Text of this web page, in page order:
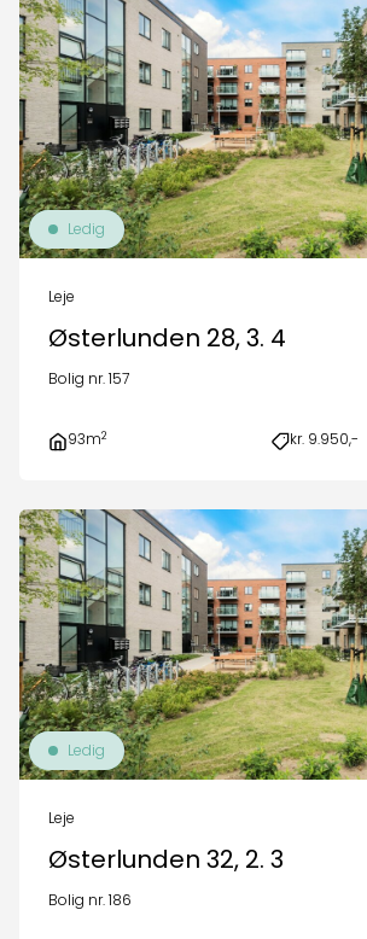
Ledig
Leje
Østerlunden 28, 3. 4
Bolig nr. 157
93m2 kr. 9.950,-
Ledig
Leje
Østerlunden 32, 2. 3
Bolig nr. 186